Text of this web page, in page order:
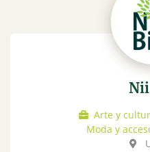
Arte y
Moda y